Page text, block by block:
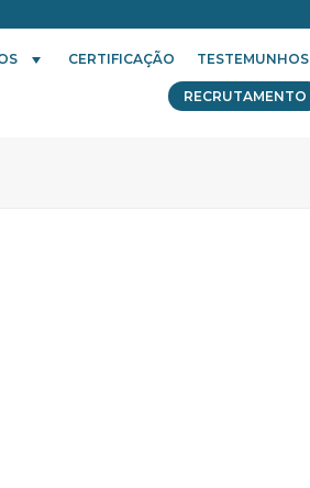
CERTIFICAÇÃO TESTEMUNHOS
RECRUTAMENTO